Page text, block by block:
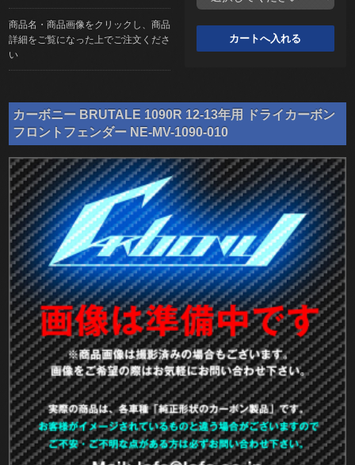
商品名・商品画像をクリックし、商品
詳細をご覧になった上でご注文くださ
い
カーボニー BRUTALE 1090R 12-13年用 ドライカーボン
フロントフェンダー NE-MV-1090-010